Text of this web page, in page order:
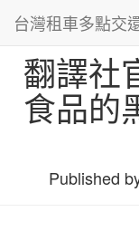
台灣租車多點交
翻譯社
食品的
Published